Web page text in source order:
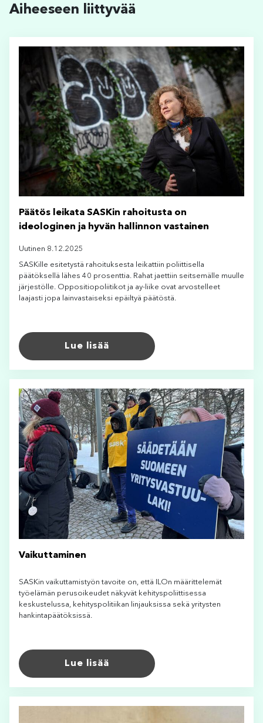
Aiheeseen liittyvää
Päätös leikata SASKin rahoitusta on
ideologinen ja hyvän hallinnon vastainen
Uutinen 8.12.2025
SASKille esitetystä rahoituksesta leikattiin poliittisella
päätöksellä lähes 40 prosenttia. Rahat jaettiin seitsemälle muulle
järjestölle. Oppositiopoliitikot ja ay-liike ovat arvostelleet
laajasti jopa lainvastaiseksi epäiltyä päätöstä.
Lue lisää
Vaikuttaminen
SASKin vaikuttamistyön tavoite on, että ILOn määrittelemät
työelämän perusoikeudet näkyvät kehityspoliittisessa
keskustelussa, kehityspolitiikan linjauksissa sekä yritysten
hankintapäätöksissä.
Lue lisää